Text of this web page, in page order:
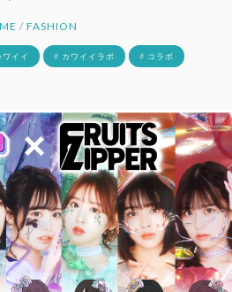
/ FASHION
ワイイ # カワイイラボ # コラボ